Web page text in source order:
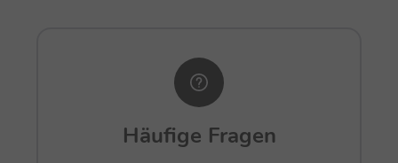
Häufige Fragen